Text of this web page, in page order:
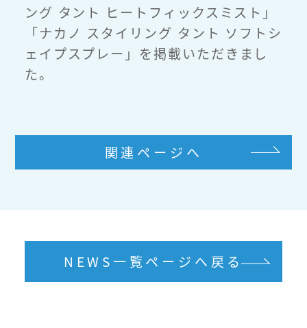
ング タント ヒートフィックスミスト」
「ナカノ スタイリング タント ソフトシ
ェイプスプレー」を掲載いただきまし
た。
関連ページへ
NEWS一覧ページへ戻る